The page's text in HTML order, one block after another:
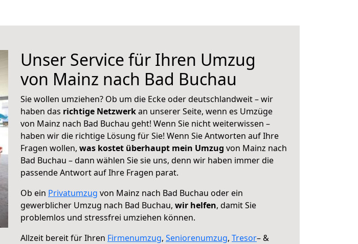
Unser Service für Ihren Umzug
von Mainz nach Bad Buchau
Sie wollen umziehen? Ob um die Ecke oder deutschlandweit – wir
haben das richtige Netzwerkan unserer Seite, wenn es Umzüge
von Mainz nach Bad Buchau geht! Wenn Sie nicht weiterwissen –
haben wir die richtige Lösung für Sie! Wenn Sie Antworten auf Ihre
Fragen wollen, was kostet überhaupt mein Umzug von Mainz nach
Bad Buchau – dann wählen Sie sie uns, denn wir haben immer die
passende Antwort auf Ihre Fragen parat.
Ob ein Privatumzug von Mainz nach Bad Buchau oder ein
gewerblicher Umzug nach Bad Buchau, wir helfen, damit Sie
problemlos und stressfrei umziehen können.
Allzeit bereit für Ihren Firmenumzug, Seniorenumzug, Tresor– &